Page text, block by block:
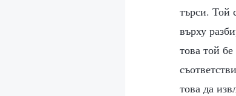
търси. Той
върху
това той
това да